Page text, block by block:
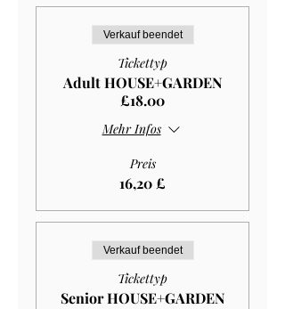
Verkauf beendet
Tickettyp
Adult HOUSE+GARDEN
£18.00
Mehr Infos
Preis
16,20 £
Verkauf beendet
Tickettyp
Senior HOUSE+GARDEN